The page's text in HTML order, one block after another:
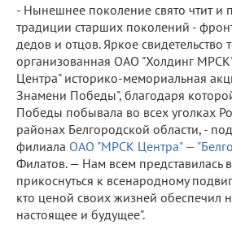
- Нынешнее поколение свято чтит и
традиции старших поколений -
дедов и отцов. Яркое свидетельство
организованная ОАО "Холдинг
Центра" историко-мемориальная
Знамени Победы", благодаря
Победы побывала во всех уголках
районах Белгородской области, -
филиала ОАО "МРСК Центра" —
Филатов. — Нам всем представилась
прикоснуться к всенародному
кто ценой своих жизней обеспечил
настоящее и будущее".